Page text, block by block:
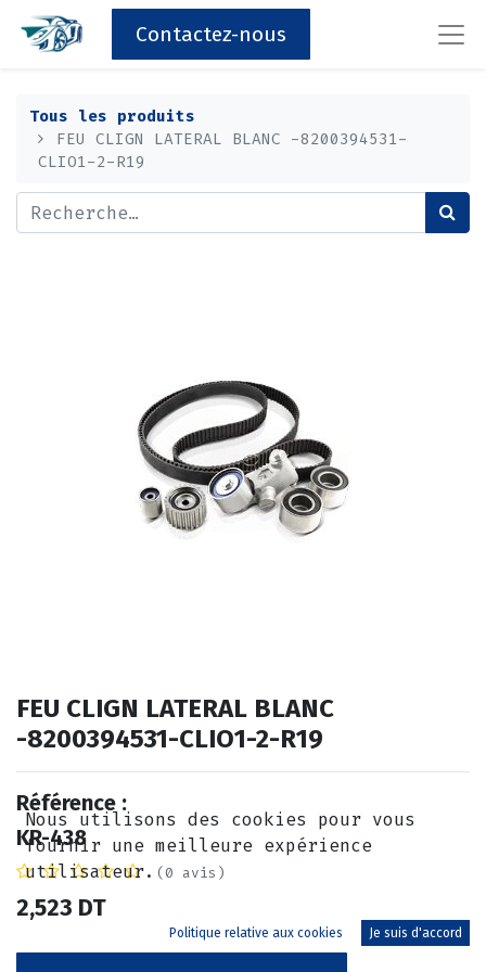
Contactez-nous
Tous les produits
FEU CLIGN LATERAL BLANC -8200394531-
CLIO1-2-R19
FEU CLIGN LATERAL BLANC
-8200394531-CLIO1-2-R19
Référence :
KR-438
(0 avis)
2,523 DT
Nous utilisons des cookies pour vous
fournir une meilleure expérience
utilisateur.
Politique relative aux cookies Je suis d'accord